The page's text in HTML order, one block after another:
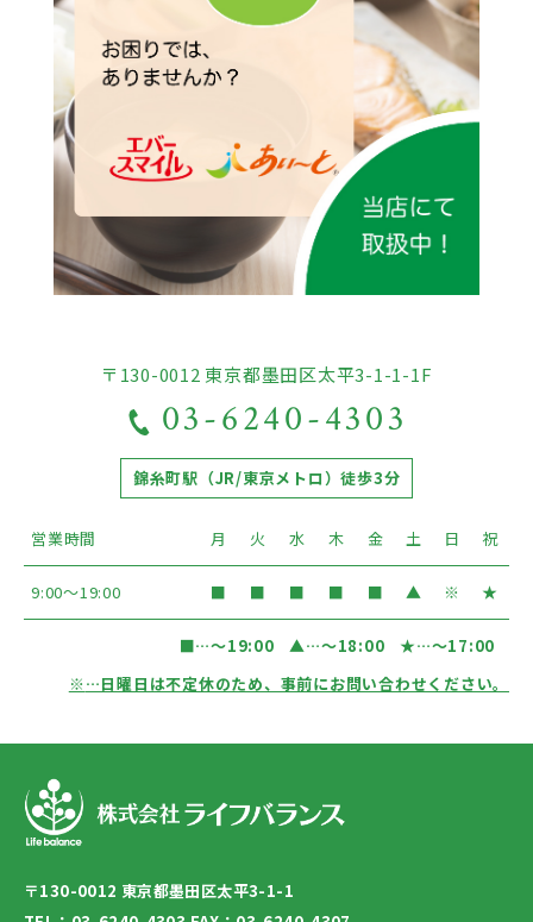
〒130-0012 東京都墨田区太平3-1-1-1F
03-6240-4303
錦糸町駅（JR/東京メトロ）徒歩3分
営業時間 月 火 水 木 金 土 日 祝
9:00〜19:00 ■ ■ ■ ■ ■ ▲ ※ ★
■…〜19:00 ▲…〜18:00 ★…〜17:00
※ …日曜日は不定休のため、事前にお問い合わせください。
〒130-0012 東京都墨田区太平3-1-1